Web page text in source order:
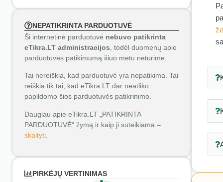
NEPATIKRINTA PARDUOTUVĖ
Ši internetinė parduotuvė nebuvo patikrinta
eTikra.LT administracijos , todėl duomenų apie
parduotuvės patikimumą šiuo metu neturime.
Tai nereiškia, kad parduotuvė yra nepatikima. Tai
reiškia tik tai, kad eTikra.LT dar neatliko
papildomo šios parduotuvės patikrinimo.
Daugiau apie eTikra.LT „PATIKRINTA
PARDUOTUVĖ“ žymą ir kaip ji suteikiama –
skaityti
PIRKĖJŲ VERTINIMAS